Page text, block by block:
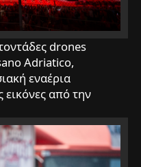
drones
Adriatico,
εναέρια
από την